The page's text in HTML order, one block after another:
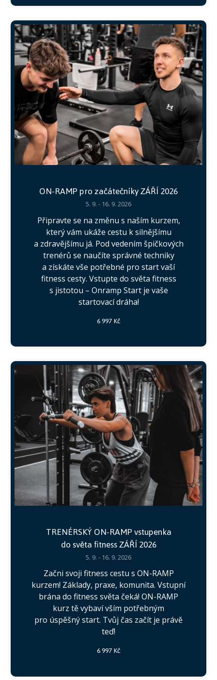
ON-RAMP pro začátečníky ZÁŘÍ 2026
5. 9. - 16. 9. 2026
Připravte se na změnu s naším kurzem,
který vám ukáže cestu k silnějšímu
a zdravějšímu já. Pod vedením špičkových
trenérů se naučíte správné techniky
a získáte vše potřebné pro start vaší
fitness cesty. Vstupte do světa fitness
s jistotou – Onramp Start je vaše
startovací dráha!
6 997 Kč
TRENÉRSKÝ ON-RAMP vstupenka
do světa fitness ZÁŘÍ 2026
5. 9. - 16. 9. 2026
Začni svoji fitness cestu s ON-RAMP
kurzem! Základy, praxe, komunita. Vstupní
brána do fitness světa čeká! ON-RAMP
kurz tě vybaví vším potřebným
pro úspěšný start. Tvůj čas začít je právě
teď!
6 997 Kč